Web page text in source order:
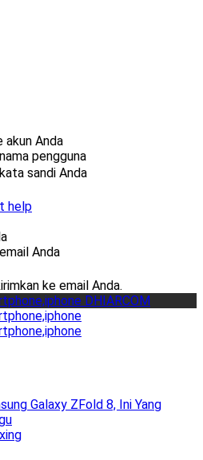
akun Anda
nama pengguna
kata sandi Anda
help
email Anda
ke email Anda.
DHIARCOM